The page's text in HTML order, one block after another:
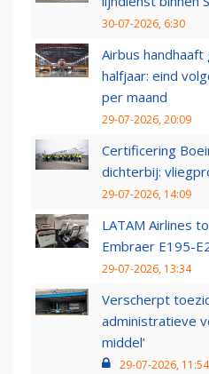
30-07-2026, 6:30
Airbus
halfjaar: eind
per maand
29-07-2026, 20:09
Certificering
dichterbij:
29-07-2026, 14:09
LATAM Airlines
Embraer E195-
29-07-2026, 13:34
Verscherpt
administratieve
middel’
29-07-2026, 11:54